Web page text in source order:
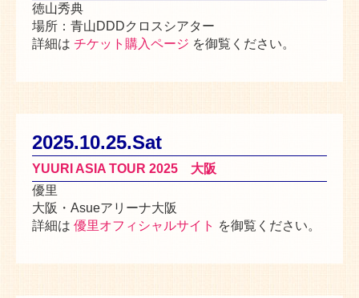
徳山秀典
場所：青山DDDクロスシアター
詳細は チケット購入ページ を御覧ください。
2025.10.25.Sat
YUURI ASIA TOUR 2025 大阪
優里
大阪・Asueアリーナ大阪
詳細は 優里オフィシャルサイト を御覧ください。